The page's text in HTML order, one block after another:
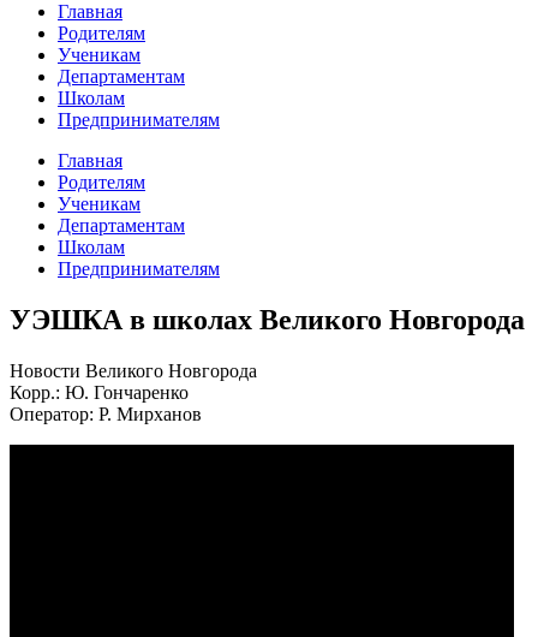
Главная
Родителям
Ученикам
Департаментам
Школам
Предпринимателям
Главная
Родителям
Ученикам
Департаментам
Школам
Предпринимателям
УЭШКА в школах Великого Новгорода
Новости Великого Новгорода
Корр.: Ю. Гончаренко
Оператор: Р. Мирханов